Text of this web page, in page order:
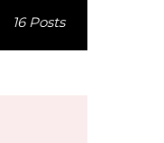
16 Posts